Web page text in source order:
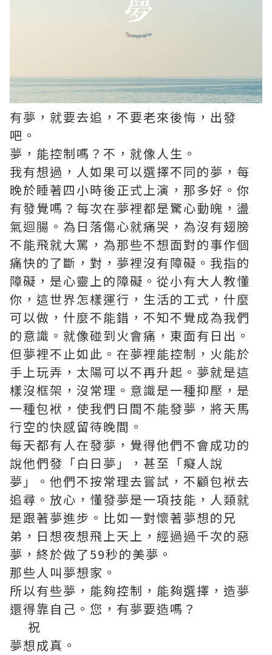
有夢，就要去追，不要老來後悔，出發
吧。
夢，能控制嗎？不，就像人生。
我有想過，人如果可以選擇不同的夢，每
晚於睡著四小時後正式上演，那多好。你
有發覺嗎？每次在夢裡都是驚心動魄，盪
氣迴腸。為日落傷心就痛哭，為沒有翅膀
不能飛就大罵，為那些不想面對的事作個
痛快的了斷，對，夢裡沒有障礙。我指的
障礙，是心靈上的障礙。從小有大人教懂
你，這世界怎樣運行，生活的工式，什麼
可以做，什麼不能錯，不知不覺成為我們
的意識。就像碰到火會痛，東面有日出。
但夢裡不止如此。在夢裡能控制，火能於
手上玩弄，太陽可以不再升起。夢就是這
樣沒框架，沒常理。意識是一種抑壓，是
一種包袱，使我們日間不能發夢，將天馬
行空的快感留待晚間。
每天都有人在發夢，覺得他們不會成功的
說他們發「白日夢」，甚至「癡人說
夢」。他們不按常理去嘗試，不顧包袱去
追尋。放心，懂發夢是一項技能，人類就
是跟著夢進步。比如一對懷著夢想的兄
弟，日想夜想飛上天上，經過過千次的惡
夢，終於做了59秒的美夢。
那些人叫夢想家。
所以有些夢，能夠控制，能夠選擇，造夢
還得靠自己。您，有夢要造嗎？
祝
夢想成真。